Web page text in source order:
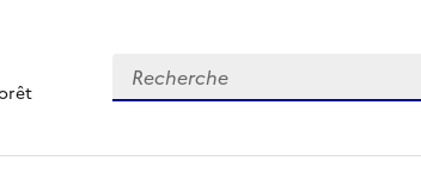
Recherche